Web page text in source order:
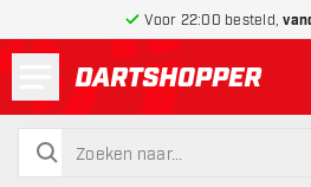
Voor 22:00 besteld,
terug naar home
zoeken
zoeken